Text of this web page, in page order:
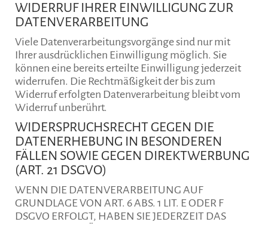
WIDERRUF IHRER EINWILLIGUNG ZUR
DATENVERARBEITUNG
Viele Datenverarbeitungsvorgänge sind nur mit
Ihrer ausdrücklichen Einwilligung möglich. Sie
können eine bereits erteilte Einwilligung jederzeit
widerrufen. Die Rechtmäßigkeit der bis zum
Widerruf erfolgten Datenverarbeitung bleibt vom
Widerruf unberührt.
WIDERSPRUCHSRECHT GEGEN DIE
DATENERHEBUNG IN BESONDEREN
FÄLLEN SOWIE GEGEN DIREKTWERBUNG
(ART. 21 DSGVO)
WENN DIE DATENVERARBEITUNG AUF
GRUNDLAGE VON ART. 6 ABS. 1 LIT. E ODER F
DSGVO ERFOLGT, HABEN SIE JEDERZEIT DAS